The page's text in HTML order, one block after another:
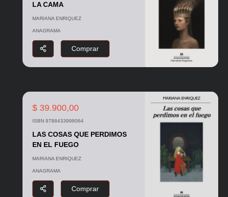
LA CAMA
MARIANA ENRIQUEZ
ANAGRAMA
Comprar
$ 39.900,00
ISBN 9788433998064
LAS COSAS QUE PERDIMOS
EN EL FUEGO
MARIANA ENRIQUEZ
ANAGRAMA
Comprar